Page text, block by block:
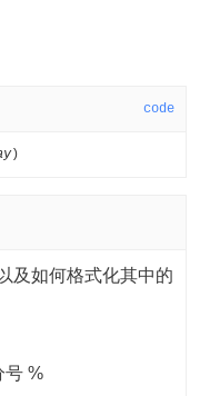
code
)
及如何格式化其中的
号 %